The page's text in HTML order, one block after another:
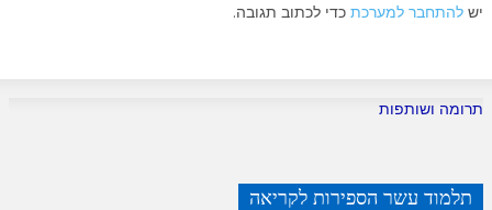
יש להתחבר למערכת כדי לכתוב תגובה.
תרומה ושותפות
תלמוד עשר הספירות לקריאה